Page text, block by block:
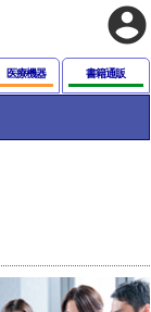
account_circle
医療機器 書籍通販